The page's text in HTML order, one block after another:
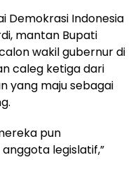
Demokrasi Indonesia
mantan Bupati
wakil gubernur di
caleg ketiga dari
yang maju sebagai
pun
legislatif,”